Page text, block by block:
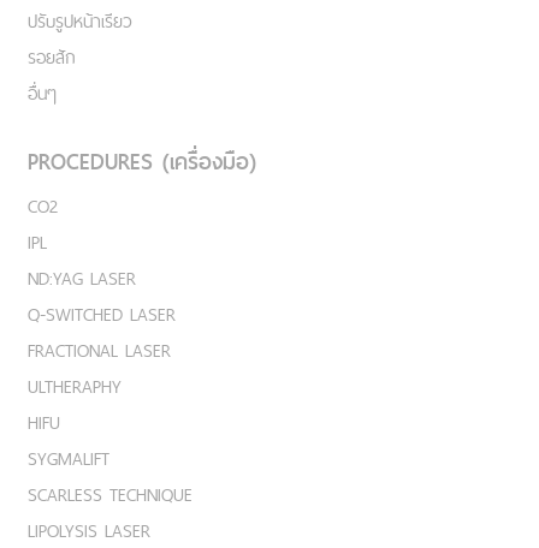
ปรับรูปหน้าเรียว
รอยสัก
อื่นๆ
PROCEDURES (เครื่องมือ)
CO2
IPL
ND:YAG LASER
Q-SWITCHED LASER
FRACTIONAL LASER
ULTHERAPHY
HIFU
SYGMALIFT
SCARLESS TECHNIQUE
LIPOLYSIS LASER